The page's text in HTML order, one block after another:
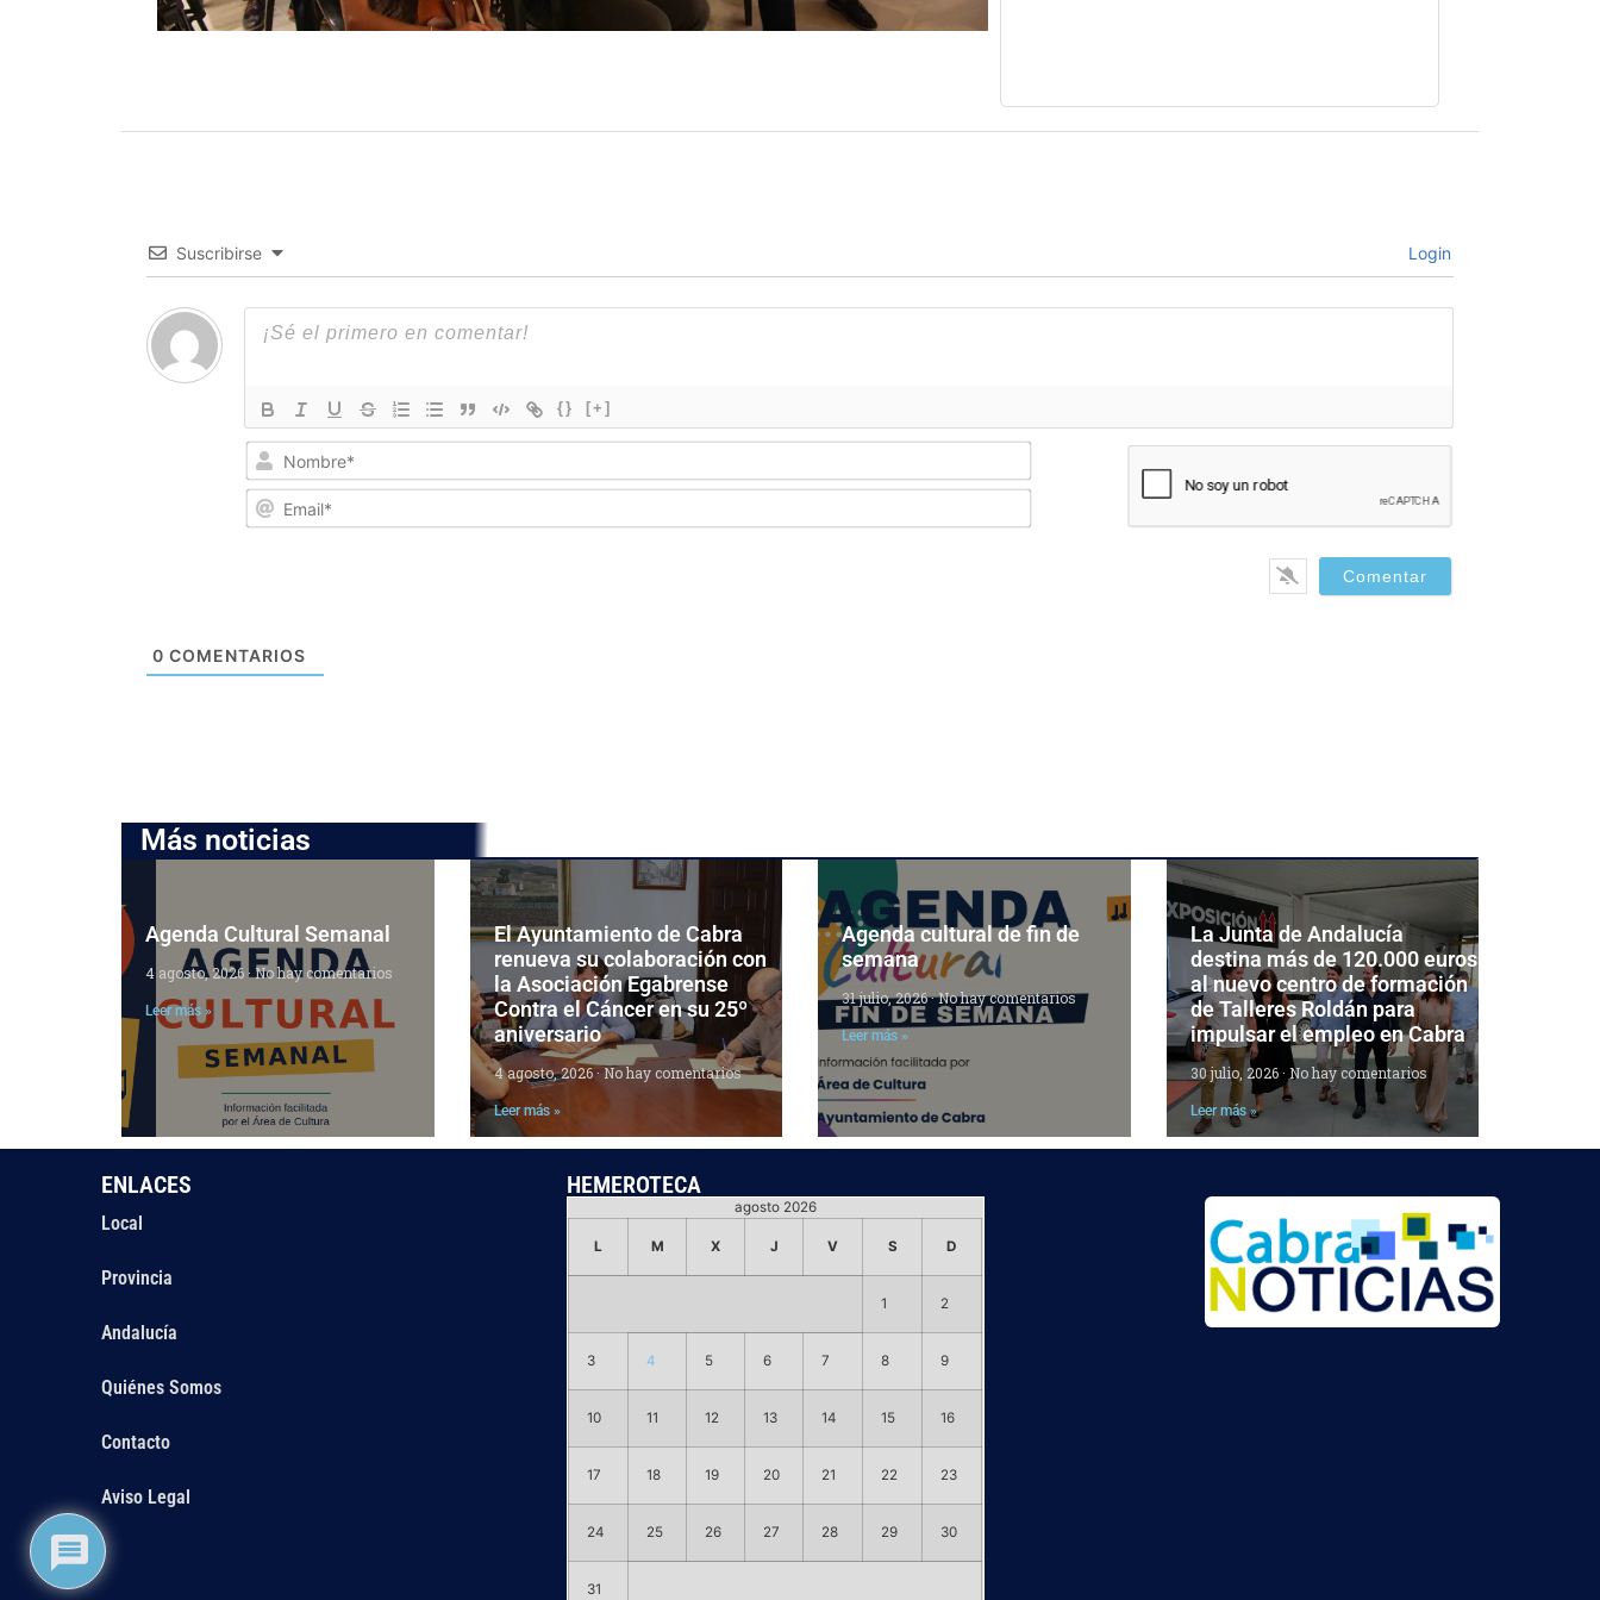
Suscribirse Login
{} [+]
0 COMENTARIOS
Más noticias
Agenda Cultural Semanal
4 agosto, 2026 No hay comentarios
Leer más »
El Ayuntamiento de Cabra
renueva su colaboración con
la Asociación Egabrense
Contra el Cáncer en su 25º
aniversario
4 agosto, 2026 No hay comentarios
Leer más »
Agenda cultural de fin de
semana
31 julio, 2026No hay comentarios
Leer más »
La Junta de Andalucía
destina más de 120.000 euros
al nuevo centro de formación
de Talleres Roldán para
impulsar el empleo en Cabra
30 julio, 2026 No hay comentarios
Leer más »
ENLACES
Local
Provincia
Andalucía
Quiénes Somos
Contacto
Aviso Legal
HEMEROTECA
agosto 2026
L M X J V S D
1 2
3 4 5 6 7 8 9
10 11 12 13 14 15 16
17 18 19 20 21 22 23
24 25 26 27 28 29 30
31